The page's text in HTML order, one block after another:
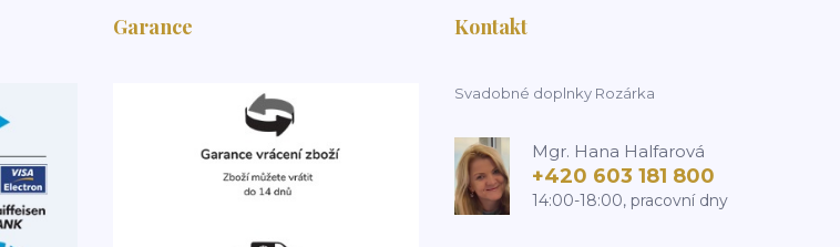
Garance Kontakt
Svadobné doplnky Rozárka
Mgr. Hana Halfarová
+420 603 181 800
14:00-18:00, pracovní dny